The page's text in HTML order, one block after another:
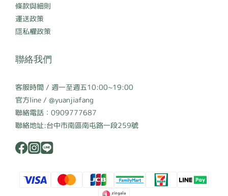
條款與細則
運送政策
隱私權政策
聯絡我們
客服時間 / 週一至週五10:00~19:00
官方line / @yuanjiafang
聯絡電話：0909777687
聯絡地址:台中市南區南屯路一段259號